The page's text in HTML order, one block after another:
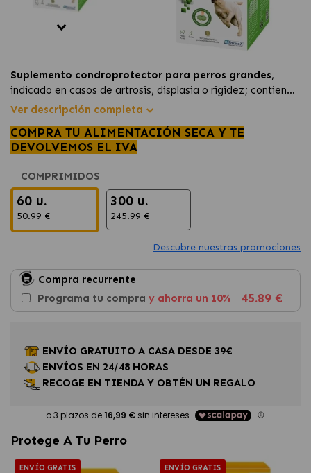
Suplemento condroprotector para perros grandes,
indicado en casos de artrosis, displasia o rigidez; contiene
glucosamina, condroitina, ácido hialurónico
favorecen la recuperación articular.
Ver descripción completa
COMPRA TU ALIMENTACIÓN SECA Y TE
DEVOLVEMOS EL IVA
COMPRIMIDOS
60 u.
50.99 €
300 u.
245.99 €
Descubre nuestras promociones
Compra recurrente
Programa tu compra y ahorra un 10% 45.89 €
ENVÍO GRATUITO A CASA DESDE 39€
ENVÍOS EN 24/48 HORAS
RECOGE EN TIENDA Y OBTÉN UN REGALO
Protege A Tu Perro
ENVÍO GRATIS ENVÍO GRATIS